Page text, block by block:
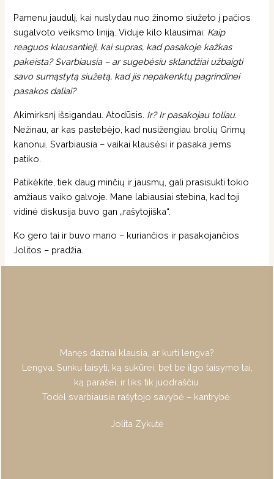
Pamenu jaudulį, kai nuslydau nuo žinomo siužeto į pačios
sugalvoto veiksmo liniją. Viduje kilo klausimai: Kaip
reaguos klausantieji, kai supras, kad pasakoje kažkas
pakeista? Svarbiausia – ar sugebėsiu sklandžiai užbaigti
savo sumąstytą siužetą, kad jis nepakenktų pagrindinei
pasakos daliai?
Akimirksnį išsigandau. Atodūsis. Ir? Ir pasakojau toliau.
Nežinau, ar kas pastebėjo, kad nusižengiau brolių Grimų
kanonui. Svarbiausia – vaikai klausėsi ir pasaka jiems
patiko.
Patikėkite, tiek daug minčių ir jausmų, gali prasisukti tokio
amžiaus vaiko galvoje. Mane labiausiai stebina, kad toji
vidinė diskusija buvo gan „rašytojiška“.
Ko gero tai ir buvo mano – kuriančios ir pasakojančios
Jolitos – pradžia.
Manęs dažnai klausia, ar kurti lengva?
Lengva. Sunku taisyti, ką sukūrei, bet be ilgo taisymo tai,
ką parašei, ir liks tik juodraščiu.
Todėl svarbiausia rašytojo savybė – kantrybė.
Jolita Zykutė